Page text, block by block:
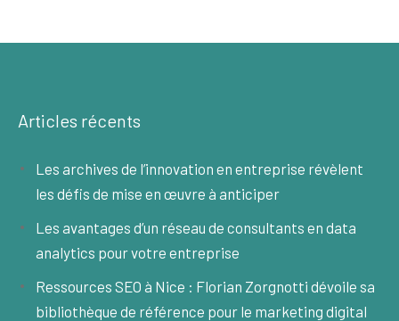
Articles récents
Les archives de l’innovation en entreprise révèlent
les défis de mise en œuvre à anticiper
Les avantages d’un réseau de consultants en data
analytics pour votre entreprise
Ressources SEO à Nice : Florian Zorgnotti dévoile sa
bibliothèque de référence pour le marketing digital